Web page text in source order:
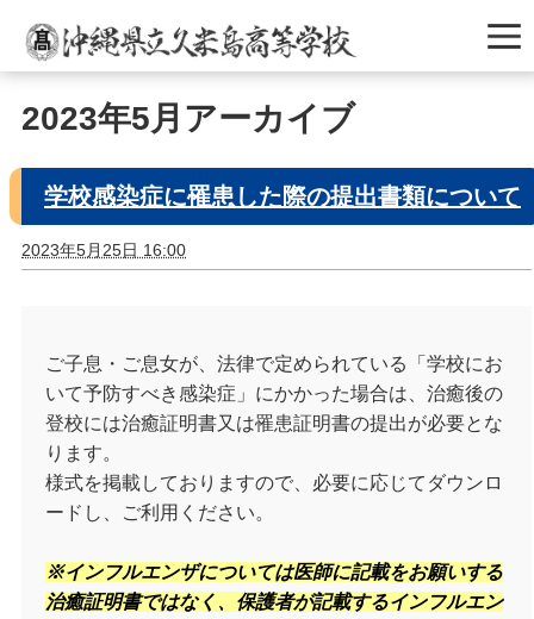
2023年5月アーカイブ
学校感染症に罹患した際の提出書類について
2023年5月25日 16:00
ご子息・ご息女が、法律で定められている「学校にお
いて予防すべき感染症」にかかった場合は、治癒後の
登校には治癒証明書又は罹患証明書の提出が必要とな
ります。
様式を掲載しておりますので、必要に応じてダウンロ
ードし、ご利用ください。
※インフルエンザについては医師に記載をお願いする
治癒証明書ではなく、保護者が記載するインフルエン